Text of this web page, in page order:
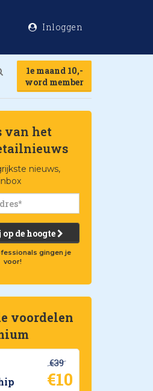
Inloggen
1e maand 10,-
word member
van het
nieuws,
de hoogte
gingen je
voor!
voordelen
€39
€10